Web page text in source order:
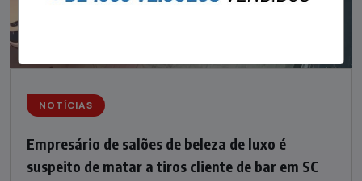
NOTÍCIAS
Empresário de salões de beleza de luxo é
suspeito de matar a tiros cliente de bar em SC